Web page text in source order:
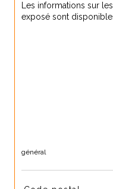
Les informations sur
exposé sont
général